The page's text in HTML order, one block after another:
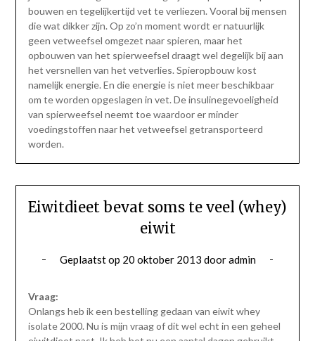
bouwen en tegelijkertijd vet te verliezen. Vooral bij mensen
die wat dikker zijn. Op zo’n moment wordt er natuurlijk
geen vetweefsel omgezet naar spieren, maar het
opbouwen van het spierweefsel draagt wel degelijk bij aan
het versnellen van het vetverlies. Spieropbouw kost
namelijk energie. En die energie is niet meer beschikbaar
om te worden opgeslagen in vet. De insulinegevoeligheid
van spierweefsel neemt toe waardoor er minder
voedingstoffen naar het vetweefsel getransporteerd
worden.
Eiwitdieet bevat soms te veel (whey)
eiwit
Geplaatst op 20 oktober 2013 dooradmin
Vraag:
Onlangs heb ik een bestelling gedaan van eiwit whey
isolate 2000. Nu is mijn vraag of dit wel echt in een geheel